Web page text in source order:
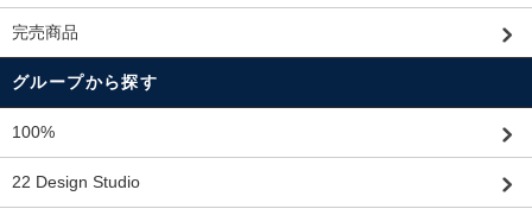
完売商品
グループから探す
100%
22 Design Studio